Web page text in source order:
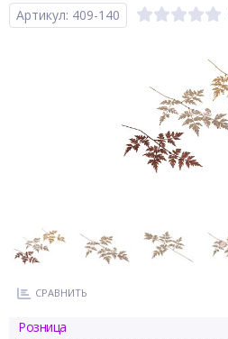
Артикул: 409-140
СРАВНИТЬ
Розница